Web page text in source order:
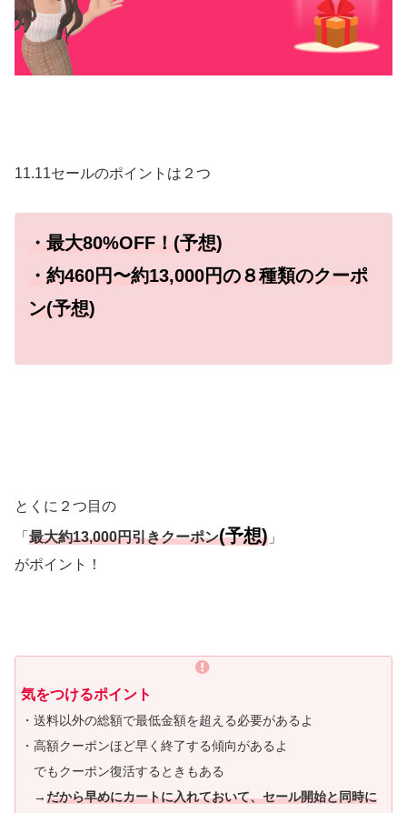
11.11セールのポイントは２つ
・最大80%OFF！(予想)
・約460円〜約13,000円の８種類のクーポ
ン(予想)
とくに２つ目の
「 最大約13,000円引きクーポン(予想) 」
がポイント！
気をつけるポイント
・送料以外の総額で最低金額を超える必要があるよ
・高額クーポンほど早く終了する傾向があるよ
でもクーポン復活するときもある
→だから早めにカートに入れておいて、セール開始と同時に